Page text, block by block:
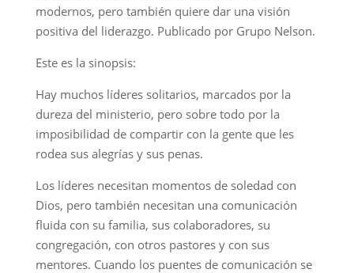
modernos, pero también quiere dar una visión
positiva del liderazgo. Publicado por Grupo Nelson.
Este es la sinopsis:
Hay muchos líderes solitarios, marcados por la
dureza del ministerio, pero sobre todo por la
imposibilidad de compartir con la gente que les
rodea sus alegrías y sus penas.
Los líderes necesitan momentos de soledad con
Dios, pero también necesitan una comunicación
fluida con su familia, sus colaboradores, su
congregación, con otros pastores y con sus
mentores. Cuando los puentes de comunicación se